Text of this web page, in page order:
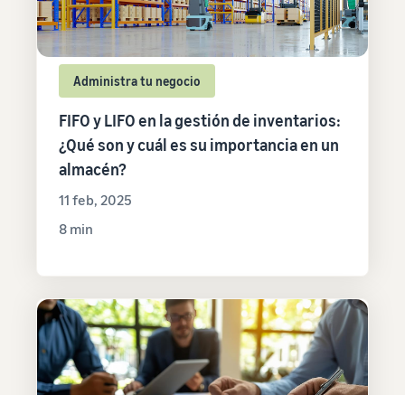
Administra tu negocio
FIFO y LIFO en la gestión de inventarios:
¿Qué son y cuál es su importancia en un
almacén?
11 feb, 2025
8 min